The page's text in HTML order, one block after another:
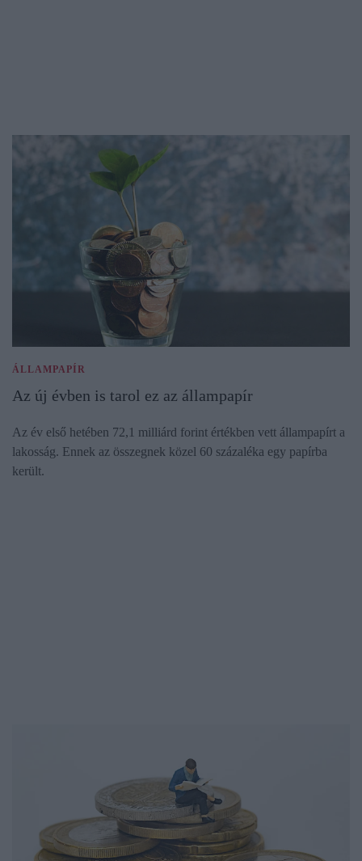
ÁLLAMPAPÍR
Az új évben is tarol ez az állampapír
Az év első hetében 72,1 milliárd forint értékben vett állampapírt a
lakosság. Ennek az összegnek közel 60 százaléka egy papírba
került.